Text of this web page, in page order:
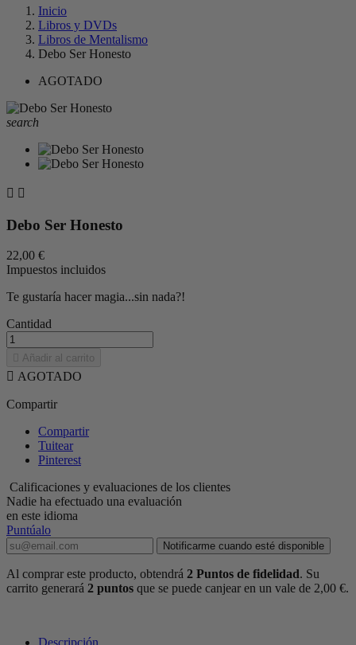
Inicio
Libros y DVDs
Libros de Mentalismo
Debo Ser Honesto
AGOTADO
search
 
Debo Ser Honesto
22,00 €
Impuestos incluidos
Te gustaría hacer magia...sin nada?!
Cantidad
Añadir al carrito
 AGOTADO
Compartir
Compartir
Tuitear
Pinterest
Calificaciones y evaluaciones de los clientes
Nadie ha efectuado una evaluación
en este idioma
Puntúalo
Notificarme cuando esté disponible
Al comprar este producto, obtendrá 2 Puntos de fidelidad. Su
carrito generará 2 puntos que se puede canjear en un vale de 2,00 €.